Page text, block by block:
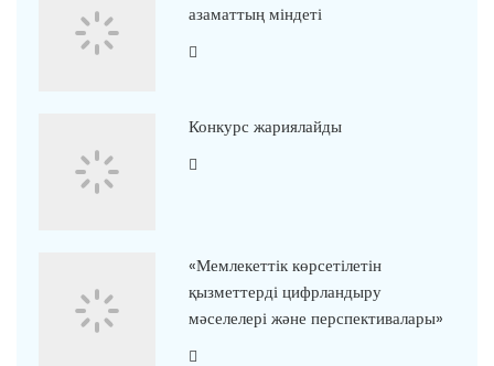
азаматтың міндеті
Конкурс жариялайды
«Мемлекеттік көрсетілетін
қызметтерді цифрландыру
мәселелері және перспективалары»